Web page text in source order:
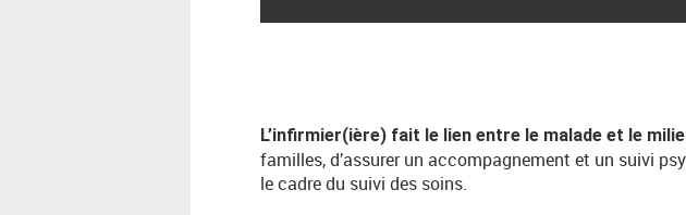
L’infirmier(ière) fait le lien entre le malade et le
familles, d’assurer un accompagnement et un suivi
le cadre du suivi des soins.